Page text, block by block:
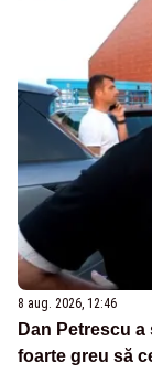
8 aug. 2026, 12:46
Dan Petrescu
foarte greu să